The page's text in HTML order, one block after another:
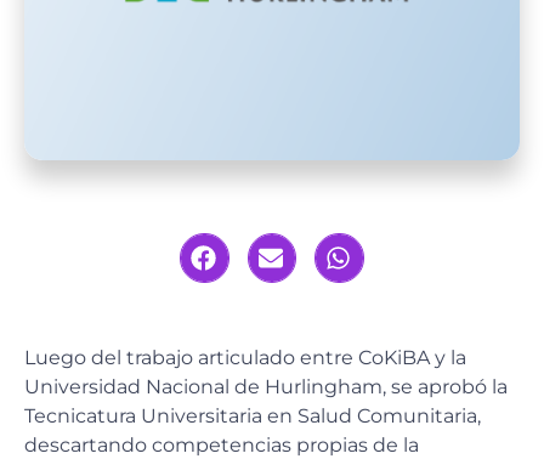
Luego del trabajo articulado entre CoKiBA y la
Universidad Nacional de Hurlingham, se aprobó la
Tecnicatura Universitaria en Salud Comunitaria,
descartando competencias propias de la